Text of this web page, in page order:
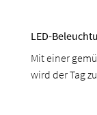
LED-
Mit einer
wird der Tag